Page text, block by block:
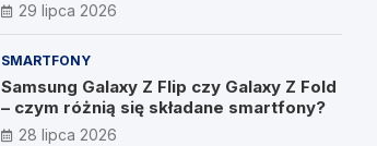
29 lipca 2026
SMARTFONY
Samsung Galaxy Z Flip czy Galaxy Z Fold
– czym różnią się składane smartfony?
28 lipca 2026